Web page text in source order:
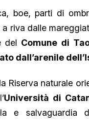
boe, parti di
a riva dalle
del Comune di
dall’arenile
Riserva naturale
Università di
e salvaguardia